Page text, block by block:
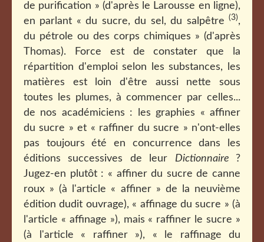
de purification » (d'après le Larousse en ligne),
en parlant « du sucre, du sel, du salpêtre (3),
du pétrole ou des corps chimiques » (d'après
Thomas). Force est de constater que la
répartition d'emploi selon les substances, les
matières est loin d'être aussi nette sous
toutes les plumes, à commencer par celles...
de nos académiciens : les graphies « affiner
du sucre » et « raffiner du sucre » n'ont-elles
pas toujours été en concurrence dans les
éditions successives de leur Dictionnaire ?
Jugez-en plutôt : « affiner du sucre de canne
roux » (à l'article « affiner » de la neuvième
édition dudit ouvrage), « affinage du sucre » (à
l'article « affinage »), mais « raffiner le sucre »
(à l'article « raffiner »), « le raffinage du